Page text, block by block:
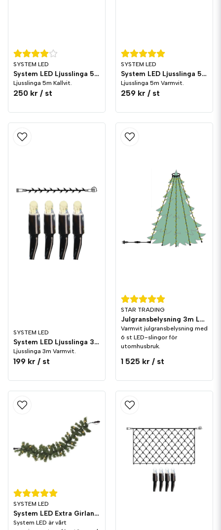
SYSTEM LED
System LED Ljusslinga 5m Kallvit Svart
Ljusslinga 5m Kallvit.
250 kr / st
SYSTEM LED
System LED Ljusslinga 5m Varmvit Svart
Ljusslinga 5m Varmvit.
259 kr / st
SYSTEM LED
System LED Ljusslinga 3m Varmvit Svart
Ljusslinga 3m Varmvit.
199 kr / st
STAR TRADING
Julgransbelysning 3m LED utomhus Varmvit
Varmvit julgransbelysning med
6 st LED-slingor för
utomhusbruk.
1 525 kr / st
SYSTEM LED
System LED Extra Girland 6m
System LED är vårt